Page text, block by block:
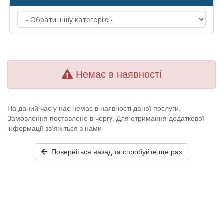
Немає в наявності
На даний час у нас немає в наявності даної послуги.
Замовлення поставлене в чергу. Для отримання додаткової
інформації зв’яжіться з нами
Поверніться назад та спробуйте ще раз